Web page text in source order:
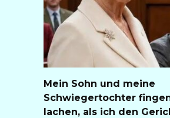
Mein Sohn und meine
Schwiegertochter
lachen, als ich den